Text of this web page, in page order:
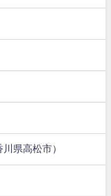
県高松市）